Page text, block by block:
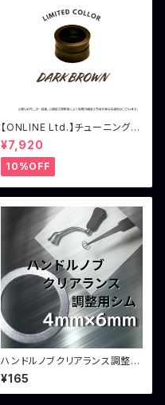
【ONLINE Ltd.】チューニングラ
インローラー シマノ用 ダーク
ブラウン
¥7,920
10%OFF
ハンドルノブクリアランス調整シ
ム 内径4mm×外径6mm
¥165